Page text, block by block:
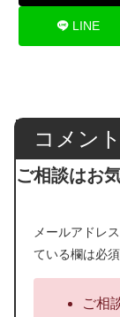
LINE
コメント
ご相談はお
メールアドレ
ている欄は必
ご相